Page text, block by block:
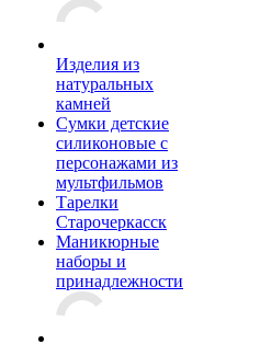
Изделия из
натуральных
камней
Сумки детские
силиконовые с
персонажами из
мультфильмов
Тарелки
Старочеркасск
Маникюрные
наборы и
принадлежности